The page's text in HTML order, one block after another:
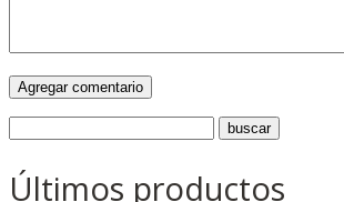
Últimos productos